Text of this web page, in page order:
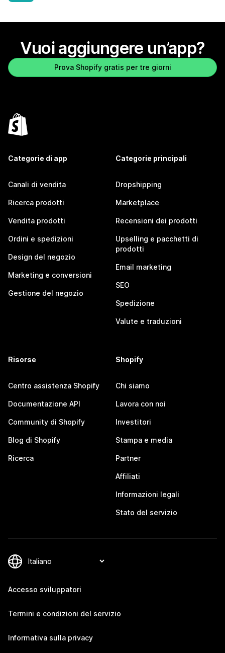
Vuoi aggiungere un’app?
Prova Shopify gratis per tre giorni
Categorie di app
Canali di vendita
Ricerca prodotti
Vendita prodotti
Ordini e spedizioni
Design del negozio
Marketing e conversioni
Gestione del negozio
Categorie principali
Dropshipping
Marketplace
Recensioni dei prodotti
Upselling e pacchetti di
prodotti
Email marketing
SEO
Spedizione
Valute e traduzioni
Risorse
Centro assistenza Shopify
Documentazione API
Community di Shopify
Blog di Shopify
Ricerca
Shopify
Chi siamo
Lavora con noi
Investitori
Stampa e media
Partner
Affiliati
Informazioni legali
Stato del servizio
Accesso sviluppatori
Termini e condizioni del servizio
Informativa sulla privacy